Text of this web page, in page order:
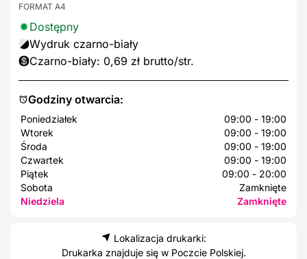
Godziny otwarcia:
Poniedziałek
09:00 - 19:00
Wtorek
09:00 - 19:00
Środa
09:00 - 19:00
Czwartek
09:00 - 19:00
Piątek
09:00 - 20:00
Sobota
Zamknięte
Niedziela
Zamknięte
FORMAT A4
Dostępny
Wydruk czarno-biały
Czarno-biały: 0,69 zł brutto/str.
Lokalizacja drukarki:
Drukarka znajduje się w Poczcie Polskiej.